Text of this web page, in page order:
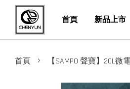
首頁 新品上市
首頁 › 【SAMPO 聲寶】20L